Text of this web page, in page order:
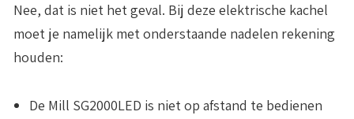
Nee, dat is niet het geval. Bij deze elektrische kachel
moet je namelijk met onderstaande nadelen rekening
houden:
De Mill SG2000LED is niet op afstand te bedienen